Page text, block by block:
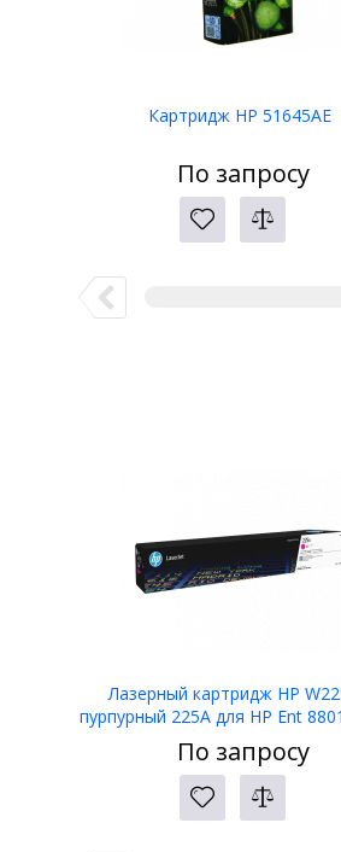
Картридж HP 51645AE
По запросу
Лазерный картридж HP
пурпурный 225A для HP Ent
По запросу